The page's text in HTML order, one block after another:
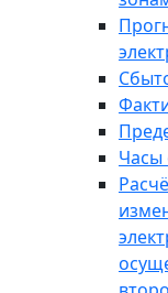
Часы